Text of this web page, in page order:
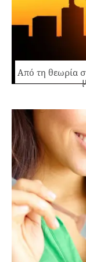
Από τη θεωρία